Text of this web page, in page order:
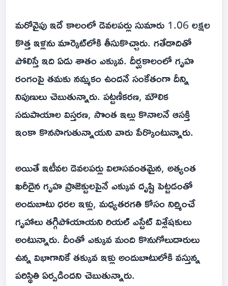
మరోవైపు ఇదే కాలంలో డెవలపర్లు సుమారు 1.06 లక్షల
కొత్త ఇళ్లను మార్కెట్‌లోకి తీసుకొచ్చారు. గతేడాదితో
పోలిస్తే ఇది ఏడు శాతం ఎక్కువ. దీర్ఘకాలంలో గృహ
రంగంపై తమకు నమ్మకం ఉందనే సంకేతంగా దీన్ని
నిపుణులు చెబుతున్నారు. పట్టణీకరణ, మౌలిక
సదుపాయాల విస్తరణ, సొంత ఇల్లు కొనాలనే ఆసక్తి
ఇంకా కొనసాగుతున్నాయని వారు పేర్కొంటున్నారు.
అయితే ఇటీవల డెవలపర్లు విలాసవంతమైన, అత్యంత
ఖరీదైన గృహ ప్రాజెక్టులపైనే ఎక్కువ దృష్టి పెట్టడంతో
అందుబాటు ధరల ఇళ్లు, మధ్యతరగతి కోసం నిర్మించే
గృహాలు తగ్గిపోయాయని రియల్‌ ఎస్టేట్‌ విశ్లేషకులు
అంటున్నారు. దీంతో ఎక్కువ మంది కొనుగోలుదారులు
ఉన్న విభాగానికే తక్కువ ఇళ్లు అందుబాటులోకి వస్తున్న
పరిస్థితి ఏర్పడిందని చెబుతున్నారు.